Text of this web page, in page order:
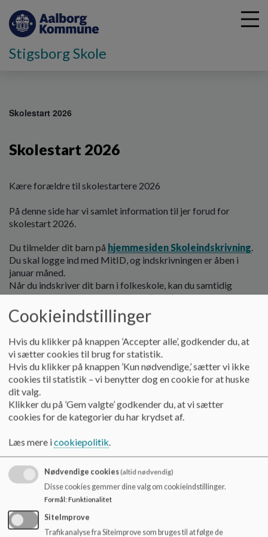
d
Stigsborg Skole
Skolestart 2026
Skolestart 2026
Kære forældre til skolestartere 2026
På denne side har vi samlet information til jer forud for
skolestart 2026.
Du tilmelder dit barn på hjemmesiden Skoleindskrivning
Du skal logge ind med MitID, og indskrivningen er åben i
januar måned.
Når du indskriver dit barn i folkeskole, kan du samtidig
indskrive til Skolefritidsordningen (DUS) på den valgte skole.
Du kan også altid melde dit barn ind i DUS på et senere
Vi glæder os til at byde dig og dit barn velkommen, og vi
glæder os til at give dit barn en god skolestart efter
sommerferien.
Læs mere om Skolestart på Aalborg Kommunes
hjemmeside.
skolestart, kontakt skolens kontor på telefonnummer 99 82
45 20 eller mailStigsborgskole@aalborg.dk.
1. Orienteringsmøde angående skolestart
Fælles invitation til orienteringsmøde angående skolestart i
Nørresundby.
Afholdes onsdag den 14. januar 2026 klokken 16.00-18.00 på
Cookieindstillinger
Hvis du klikker på knappen ’Accepter alle’, godkender du, at
vi sætter cookies til brug for statistik.
Hvis du klikker på knappen ’Kun nødvendige,’ sætter vi ikke
cookies til statistik – vi benytter dog en cookie for at huske
dit valg.
Klikker du på ’Gem valgte’ godkender du, at vi sætter
cookies for de kategorier du har krydset af.
Læs mere icookiepolitik.
Nødvendige cookies(altid nødvendig)
Disse cookies gemmer dine valg om cookieindstillinger.
Formål: Funktionalitet
SiteImprove
Trafikanalyse fra Siteimprove som bruges til at følge de